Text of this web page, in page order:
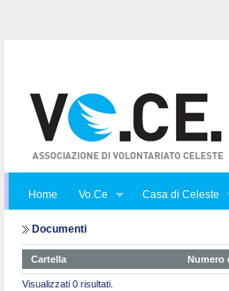
Home Vo.Ce Casa di Celeste
Documenti
Cartella Numero
Visualizzati 0 risultati.